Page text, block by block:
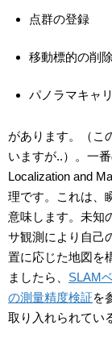
点群の登録
移動標的の削
パノラマキャ
があります。（こ
いますが..）。一
Localization and
理です。これは、
意味します。未知
サ観測により自己
置に応じた地図を
ましたら、 SLAM
の測量精度検証を
取り入れられてい